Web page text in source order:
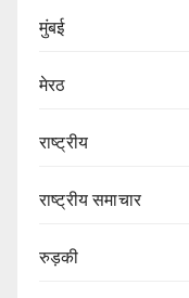
मुंबई
मेरठ
राष्ट्रीय
राष्ट्रीय समाचार
रुड़की